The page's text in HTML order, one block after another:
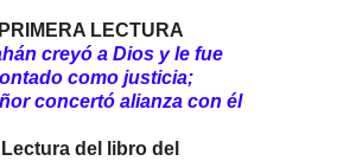
PRIMERA LECTURA
creyó a Dios y le fue
como justicia;
concertó alianza con él
Lectura del libro del